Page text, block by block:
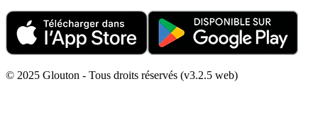
© 2025 Glouton - Tous droits réservés (v3.2.5 web)